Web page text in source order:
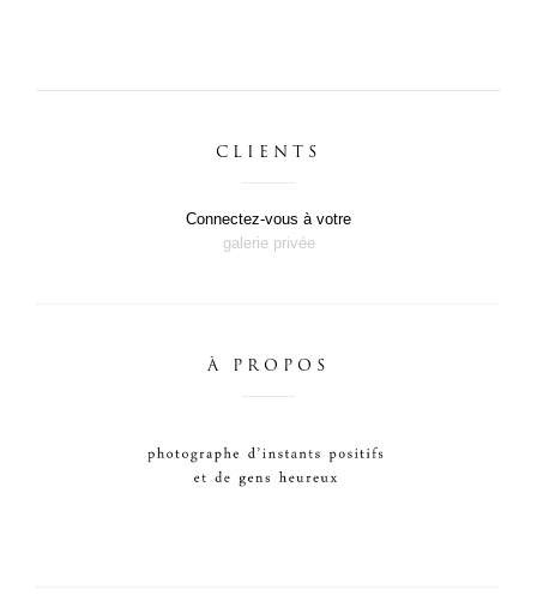
CLIENTS
Connectez-vous à votre
galerie privée
À PROPOS